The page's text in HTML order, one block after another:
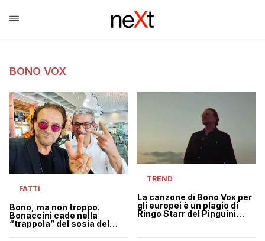
BONO VOX
FATTI
Bono, ma non troppo.
Bonaccini cade nella
“trappola” del sosia del
TREND
La canzone di Bono Vox per
gli europei è un plagio di
Ringo Starr del Pinguini